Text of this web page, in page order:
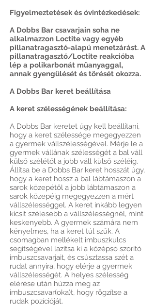
Figyelmeztetések és óvintézkedések:
A Dobbs Bar csavarjain soha ne
alkalmazzon Loctite vagy egyéb
pillanatragasztó-alapú menetzárást. A
pillanatragasztó/Loctite reakcióba
lép a polikarbonát műanyaggal,
annak gyengülését és törését okozza.
A Dobbs Bar keret beállítása
A keret szélességének beállítása:
A Dobbs Bar keretet úgy kell beállítani,
hogy a keret szélessége megegyezzen
a gyermek vállszélességével. Mérje le a
gyermek vállának szélességét a bal váll
külső szélétől a jobb váll külső széléig.
Állítsa be a Dobbs Bar keret hosszát úgy,
hogy a keret hossz a bal lábtámaszon a
sarok közepétől a jobb lábtámaszon a
sarok közepéig megegyezzen a mért
vállszélességgel. A keret inkább legyen
kicsit szélesebb a vállszélességnél, mint
keskenyebb. A gyermek számára nem
kényelmes, ha a keret túl szűk. A
csomagban mellékelt imbuszkulcs
segítségével lazítsa ki a középső szorító
imbuszcsavarjait, és csúsztassa szét a
rudat annyira, hogy elérje a gyermek
vállszélességét. A helyes szélesség
elérése után húzza meg az
imbuszcsavar(oka)t, hogy rögzítse a
rudak pozícióját.